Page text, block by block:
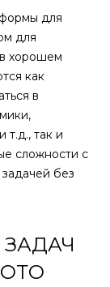
для
для
хорошем
как
в
т.д., так и
сложности с
без